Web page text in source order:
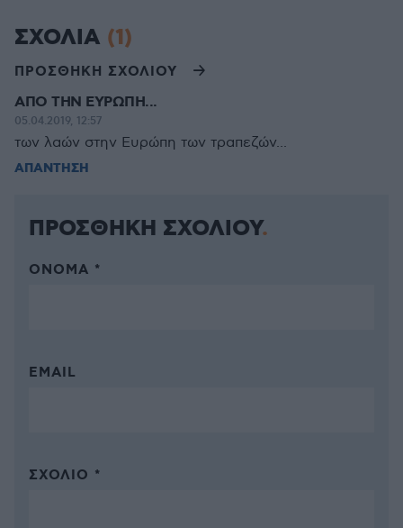
ΣΧΟΛΙΑ (1)
ΠΡΟΣΘΗΚΗ ΣΧΟΛΙΟΥ
ΑΠΟ ΤΗΝ ΕΥΡΩΠΗ...
05.04.2019, 12:57
των λαών στην Ευρώπη των τραπεζών...
ΑΠΑΝΤΗΣΗ
ΠΡΟΣΘΗΚΗ ΣΧΟΛΙΟΥ
ΌΝΟΜΑ *
EMAIL
ΣΧΌΛΙΟ *